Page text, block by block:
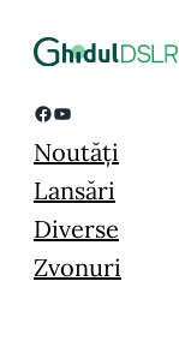
Facebook YouTube
Noutăți
Lansări
Diverse
Zvonuri